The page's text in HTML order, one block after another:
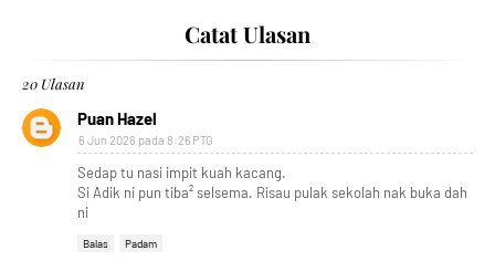
Catat Ulasan
20 Ulasan
Puan Hazel
6 Jun 2026 pada 8:26 PTG
Sedap tu nasi impit kuah kacang.
Si Adik ni pun tiba² selsema. Risau pulak sekolah nak buka dah
ni
Balas Padam